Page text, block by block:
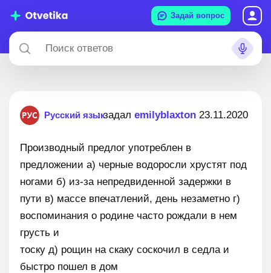
Задай вопрос
Русский язык: задал emilyblaxton 23.11.2020
Производный предлог употреблен в
предложении а) черные водоросли хрустят под
ногами б) из-за непредвиденной задержки в
пути в) массе впечатлений, день незаметно г)
воспоминания о родине часто рождали в нем
грусть и
тоску д) рощин на скаку соскочил в седла и
быстро пошел в дом